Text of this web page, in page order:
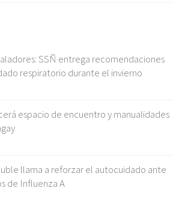
SSÑ entrega recomendaciones
respiratorio durante el invierno
espacio de encuentro y manualidades
llama a reforzar el autocuidado ante
de Influenza A